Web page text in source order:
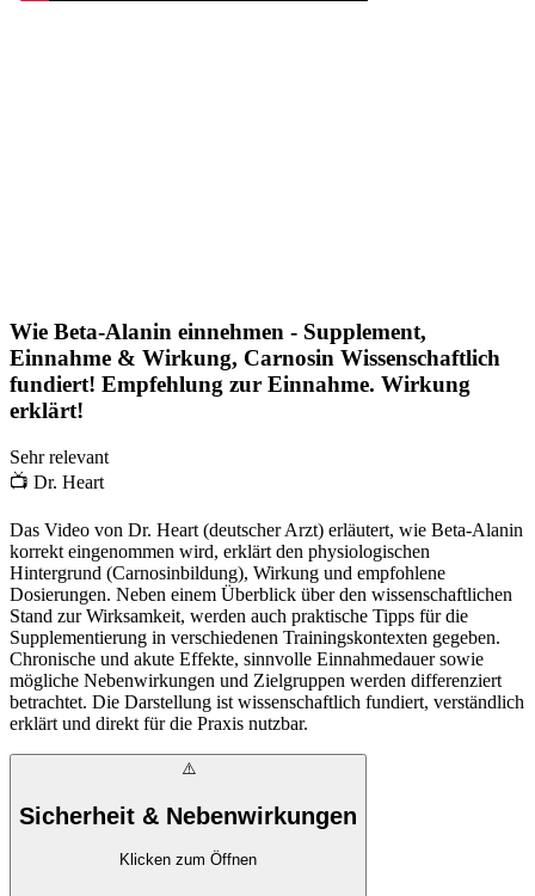
Wie Beta-Alanin einnehmen - Supplement,
Einnahme & Wirkung, Carnosin Wissenschaftlich
fundiert! Empfehlung zur Einnahme. Wirkung
erklärt!
Sehr relevant
📺 Dr. Heart
Das Video von Dr. Heart (deutscher Arzt) erläutert, wie Beta-Alanin
korrekt eingenommen wird, erklärt den physiologischen
Hintergrund (Carnosinbildung), Wirkung und empfohlene
Dosierungen. Neben einem Überblick über den wissenschaftlichen
Stand zur Wirksamkeit, werden auch praktische Tipps für die
Supplementierung in verschiedenen Trainingskontexten gegeben.
Chronische und akute Effekte, sinnvolle Einnahmedauer sowie
mögliche Nebenwirkungen und Zielgruppen werden differenziert
betrachtet. Die Darstellung ist wissenschaftlich fundiert, verständlich
erklärt und direkt für die Praxis nutzbar.
⚠️
Sicherheit & Nebenwirkungen
Klicken zum Öffnen